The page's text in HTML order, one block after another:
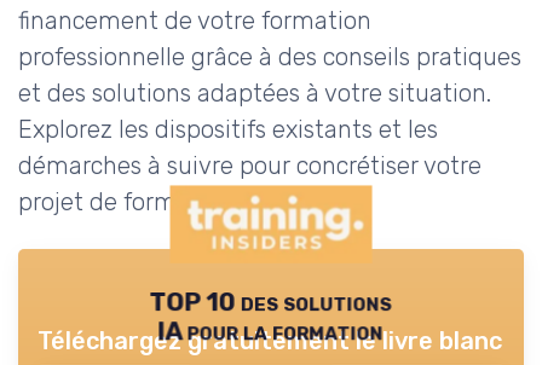
financement de votre formation
professionnelle grâce à des conseils pratiques
et des solutions adaptées à votre situation.
Explorez les dispositifs existants et les
démarches à suivre pour concrétiser votre
projet de formation.
TOP 10 des solutions
IA pour la formation
Téléchargez gratuitement le livre blanc